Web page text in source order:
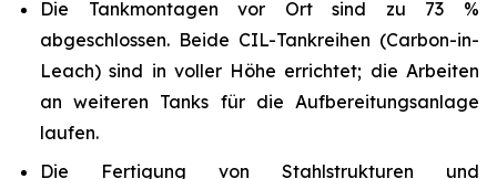
Die Tankmontagen vor Ort sind zu 73 %
abgeschlossen. Beide CIL-Tankreihen (Carbon-in-
Leach) sind in voller Höhe errichtet; die Arbeiten
an weiteren Tanks für die Aufbereitungsanlage
laufen.
Die Fertigung von Stahlstrukturen und